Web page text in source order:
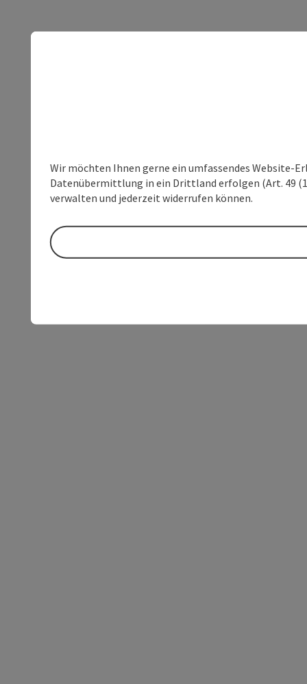
Wir möchten Ihnen gerne ein umfassendes Website-
Datenübermittlung in ein Drittland erfolgen (Art. 49
verwalten und jederzeit widerrufen können.